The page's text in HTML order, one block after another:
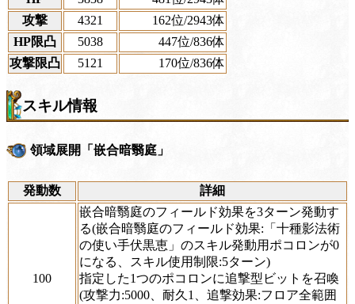
攻撃
4321 162位/2943体
HP限凸
5038 447位/836体
攻撃限凸
5121 170位/836体
スキル情報
領域展開「嵌合暗翳庭」
発動数 詳細
100
嵌合暗翳庭のフィールド効果を3ターン発動す
る(嵌合暗翳庭のフィールド効果:「十種影法術
の使い手伏黒恵」のスキル発動用ポコロンが0
になる、スキル使用制限:5ターン)
指定した1つのポコロンに追撃型ビットを召喚
(攻撃力:5000、耐久1、追撃効果:フロア全範囲